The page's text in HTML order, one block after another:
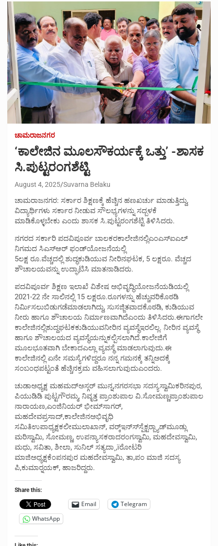
ಚಾಮರಾಜನಗರ
‘ಕಾಲೇಜಿನ ಮೂಲಸೌಕರ್ಯಕ್ಕೆ ಒತ್ತು’ -ಶಾಸಕ
ಸಿ.ಪುಟ್ಟರಂಗಶೆಟ್ಟಿ
August 4, 2025 Suvarna Belaku
ಚಾಮರಾಜನಗರ: ಸರ್ಕಾರ ಶಿಕ್ಷಣಕ್ಕೆ ಹೆಚ್ಚಿನ ಹಣಖರ್ಚು ಮಾಡುತ್ತಿದ್ದು,
ವಿದ್ಯಾರ್ಥಿಗಳು ಸರ್ಕಾರ ನೀಡುವ ಸೌಲಭ್ಯಗಳನ್ನು ಸದ್ಬಳಕೆ
ಮಾಡಿಕೊಳ್ಳಬೇಕು ಎಂದು ಶಾಸಕ ಸಿ.ಪುಟ್ಟರಂಗಶೆಟ್ಟಿ ತಿಳಿಸಿದರು.
ನಗರದ ಸರ್ಕಾರಿ ಪದವಿಪೂರ್ವ ಬಾಲಕರಕಾಲೇಜಿನಲ್ಲಿಎಂಎಸ್‍ಐಎಲ್
ನಿಗಮದ ಸಿಎಸ್‍ಆರ್ ಫಂಡ್‍ಯೋಜನೆಯಲ್ಲಿ
5ಲಕ್ಷ ರೂ.ವೆಚ್ಚದಲ್ಲಿ ಶುದ್ಧಕುಡಿಯುವ ನೀರಿನಘಟಕ, 5 ಲಕ್ಷರೂ. ವೆಚ್ಚದ
ಶೌಚಾಲಯವನ್ನು ಉದ್ಘಾಟಿಸಿ ಮಾತನಾಡಿದರು.
ಪದವಿಪೂರ್ವ ಶಿಕ್ಷಣ ಇಲಾಖೆ ವಿಶೇಷ ಅಭಿವೃದ್ಧಿಯೋಜನೆಯಡಿಯಲ್ಲಿ
2021-22 ನೇ ಸಾಲಿನಲ್ಲಿ 15 ಲಕ್ಷರೂ.ರೂಗಳನ್ನು ಹೆಚ್ಚುವರಿಕೊಠಡಿ
ನಿರ್ಮಿಸಲುಬಿಡುಗಡೆಮಾಡಲಾಗಿದ್ದು, ಸುಸಜ್ಜಿತವಾದಕೊಠಡಿ, ಕುಡಿಯುವ
ನೀರು ಹಾಗೂ ಶೌಚಾಲಯ ನಿರ್ಮಾಣವಾಗಿದೆಎಂದು ತಿಳಿಸಿದರು.ಈಗಾಗಲೇ
ಕಾಲೇಜಿನಲ್ಲಿಶುದ್ದಘಟಕಕುಡಿಯುವನೀರಿನ ವ್ಯವಸ್ಥೆಇರಲಿಲ್ಲ. ನೀರಿನ ವ್ಯವಸ್ಥೆ
ಹಾಗೂ ಶೌಚಾಲಯದ ವ್ಯವಸ್ಥೆಯನ್ನುಕಲ್ಪಿಸಲಾಗಿದೆ.ಕಾಲೇಜಿಗೆ
ಮೂಲಭೂತವಾಗಿ ಬೇಕಾದಎಲ್ಲಾ ವ್ಯವಸ್ಥೆ ಮಾಡಲಾಗುವುದು.ಈ
ಕಾಲೇಜಿನಲ್ಲಿ ಏನೇ ಸಮಸ್ಯೆಗಳಿದ್ದರೂ ನನ್ನ ಗಮನಕ್ಕೆ ತನ್ನಿಅದಕ್ಕೆ
ಸಂಬಂಧಪಟ್ಟಂತೆ ಹೆಚ್ಚಿನಕ್ರಮ ವಹಿಸಲಾಗುವುದುಎಂದರು.
ಚುಡಾಅಧ್ಯಕ್ಷ ಮಹಮದ್‍ಅಸ್ಗರ್ ಮುನ್ನ,ನಗರಸಭಾ ಸದಸ್ಯಸ್ವಾಮಿಕರಿನಪುರ,
ಪಿಯುಡಿಡಿ ಪುಟ್ಟಗೌರಮ್ಮ, ನಿವೃತ್ತ ಪ್ರಾಂಶುಪಾಲ ವಿ.ಸೋಮಣ್ಣಪ್ರಾಂಶುಪಾಲ
ನಾರಾಯಣ,ಎಂಜಿನಿಯರ್ ಭೀಮ್‍ಸಾಗರ್,
ಮಹದೇವಪ್ರಸಾದ್,ಕಾಲೇಜಿನಅಭಿವೃಧಿ
ಸಮಿತಿಉಪಾಧ್ಯಕ್ಷಕಲೀಮುಲಾಖಾನ್, ವರ್ಕ್‍ಇನ್ಸ್‍ಸ್ಪೆಕ್ಟರ್‍ಬ್ಯಾಡ್‍ಮೂಡ್ಲು
ಮರಿಸ್ವಾಮಿ, ಸೋಮಣ್ಣ, ಉಪನ್ಯಾಸಕರಾದರಂಗಸ್ವಾಮಿ, ಮಹದೇವಸ್ವಾಮಿ,
ಮಧು, ಸವಿತಾ, ಶೀಲಾ, ಸುನಿಲ್ ಸತ್ಯದಾ¸,ïರೋಟರಿ
ಮಾಜಿಅಧ್ಯಕ್ಷಕೆಂಪನಪುರ ಮಹದೇವಸ್ವಾಮಿ, ತಾ,ಪಂ ಮಾಜಿ ಸದಸ್ಯ
ಪಿ,ಕುಮಾರ್‍ನಯಕ್, ಹಾಜರಿದ್ದರು.
Share this:
Email
Telegram
WhatsApp